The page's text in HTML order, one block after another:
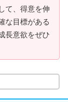
て、得意を伸
な目標がある
長意欲をぜひ